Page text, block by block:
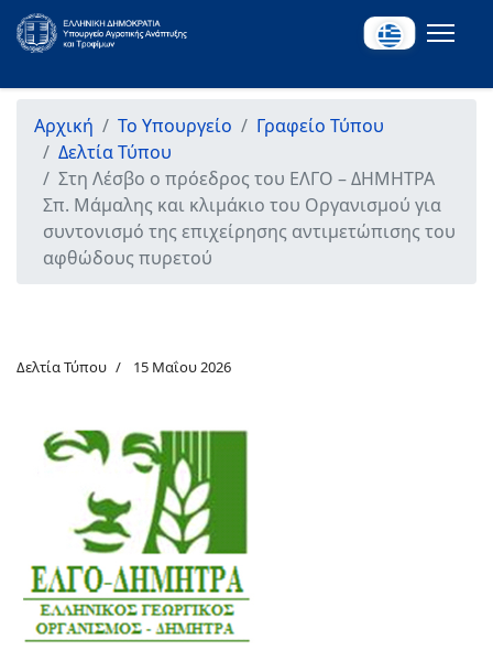
Αρχική Το Υπουργείο
Γραφείο Τύπου
Δελτία Τύπου
Στη Λέσβο ο πρόεδρος του ΕΛΓΟ – ΔΗΜΗΤΡΑ
Σπ. Μάμαλης και κλιμάκιο του Οργανισμού για
συντονισμό της επιχείρησης αντιμετώπισης του
αφθώδους πυρετού
Δελτία Τύπου 15 Μαΐου 2026